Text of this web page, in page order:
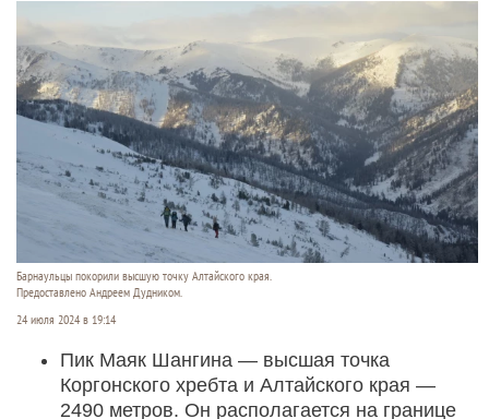
Барнаульцы покорили высшую точку Алтайского края.
Предоставлено Андреем Дудником.
24 июля 2024 в 19:14
Пик Маяк Шангина — высшая точка
Коргонского хребта и Алтайского края —
2490 метров. Он располагается на границе